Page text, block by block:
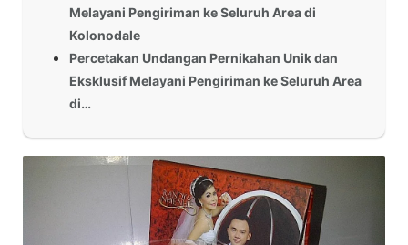
Melayani Pengiriman ke Seluruh Area di
Kolonodale
Percetakan Undangan Pernikahan Unik dan
Eksklusif Melayani Pengiriman ke Seluruh Area
di…